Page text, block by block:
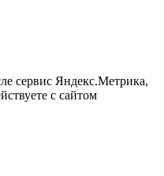
сервис Яндекс.Метрика,
с сайтом